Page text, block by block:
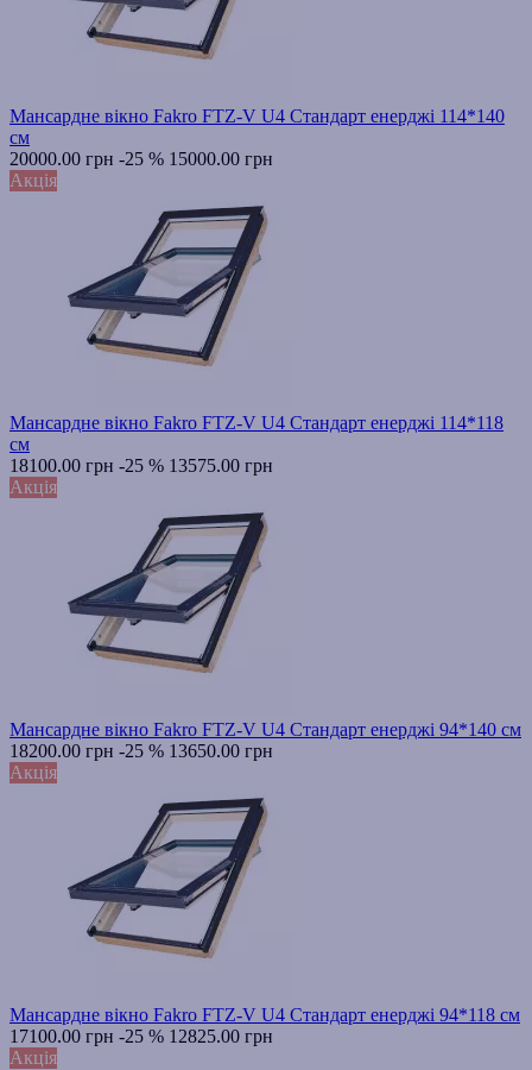
Мансардне вікно Fakro FTZ-V U4 Стандарт енерджі 114*140
см
20000.00 грн -25 % 15000.00 грн
Акція
Мансардне вікно Fakro FTZ-V U4 Стандарт енерджі 114*118
см
18100.00 грн -25 % 13575.00 грн
Акція
Мансардне вікно Fakro FTZ-V U4 Стандарт енерджі 94*140 см
18200.00 грн -25 % 13650.00 грн
Акція
Мансардне вікно Fakro FTZ-V U4 Стандарт енерджі 94*118 см
17100.00 грн -25 % 12825.00 грн
Акція